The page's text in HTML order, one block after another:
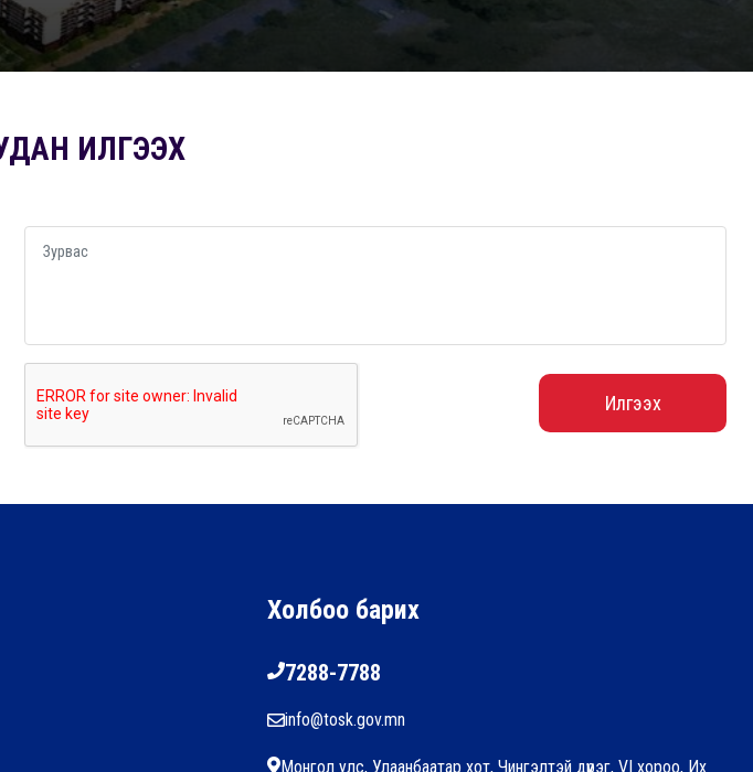
ИЛГЭЭХ
Илгээх
Холбоо барих
7288-7788
info@tosk.gov.mn
Монгол улс, Улаанбаатар хот, Чингэлтэй дүүрэг, VI хороо, Их